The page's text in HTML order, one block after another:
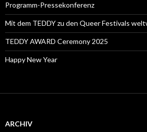
Programm-Pressekonferenz
Mit dem TEDDY zu den Queer Festivals
TEDDY AWARD Ceremony 2025
Happy New Year
ARCHIV